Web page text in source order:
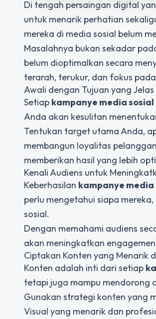
Di tengah persaingan digital
untuk menarik perhatian
mereka di media sosial belum
Masalahnya bukan sekadar
belum dioptimalkan secara
terarah, terukur, dan fokus
Awali dengan Tujuan yang
Setiap kampanye media sosial
Anda akan kesulitan
Tentukan target utama Anda,
membangun loyalitas
memberikan hasil yang lebih
Kenali Audiens untuk
Keberhasilan kampanye media
perlu mengetahui siapa
sosial.
Dengan memahami audiens
akan meningkatkan
Ciptakan Konten yang Menarik
Konten adalah inti dari setiap
tetapi juga mampu mendorong
Gunakan strategi konten yang
Visual yang menarik dan